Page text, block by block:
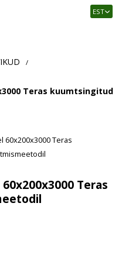
EST
/
Teras kuumtsingitud
Teras